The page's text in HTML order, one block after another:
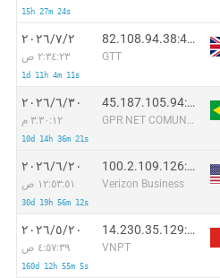
15h 27m 24s
٢‏/٧‏/٢٠٢٦
٢:٣٤:٢٣ ص
1d 11h 4m 11s
82.108.94.38:47928
GTT
٣٠‏/٦‏/٢٠٢٦
٣:٣٠:١٢ م
10d 14h 36m 21s
45.187.105.94:2973
GPR NET COMUNICACOES EIRELI
٢٠‏/٦‏/٢٠٢٦
١٢:٥٣:٥١ ص
30d 19h 56m 12s
100.2.109.126:33190
Verizon Business
٢٠‏/٥‏/٢٠٢٦
٤:٥٧:٣٩ ص
160d 12h 55m 5s
14.230.35.129:41289
VNPT